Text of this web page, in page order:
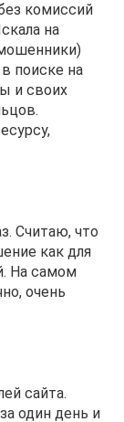
комиссий
на
поиске на
и своих
Считаю, что
как для
На самом
очень
сайта.
один день и